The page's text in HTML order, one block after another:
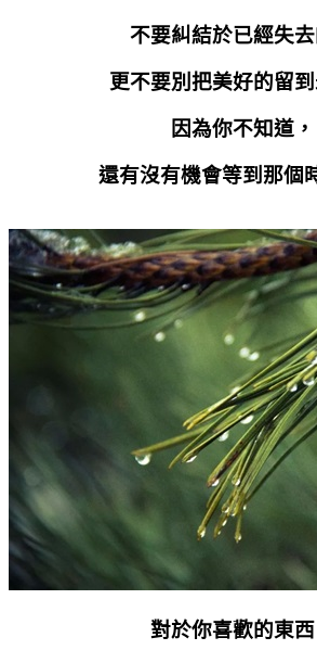
不要糾結於已經失去
更不要別把美好的留到
因為你不知道，
還有沒有機會等到那
對於你喜歡的東西